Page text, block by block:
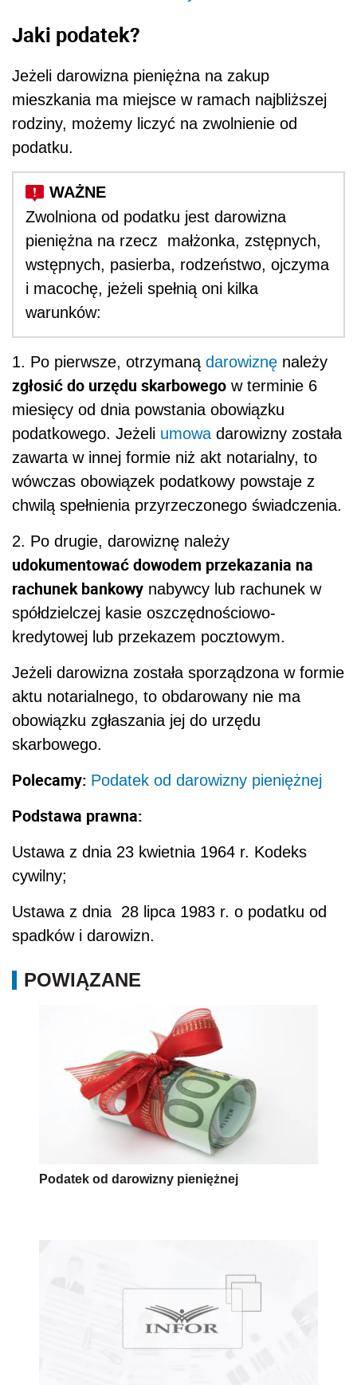
Jaki podatek?
Jeżeli darowizna pieniężna na zakup
mieszkania ma miejsce w ramach najbliższej
rodziny, możemy liczyć na zwolnienie od
podatku.
Zwolniona od podatku jest darowizna
pieniężna na rzecz małżonka, zstępnych,
wstępnych, pasierba, rodzeństwo, ojczyma
i macochę, jeżeli spełnią oni kilka
warunków:
1. Po pierwsze, otrzymaną darowiznę należy
zgłosić do urzędu skarbowego w terminie 6
miesięcy od dnia powstania obowiązku
podatkowego. Jeżeli umowa darowizny została
zawarta w innej formie niż akt notarialny, to
wówczas obowiązek podatkowy powstaje z
chwilą spełnienia przyrzeczonego świadczenia.
2. Po drugie, darowiznę należy
udokumentować dowodem przekazania na
rachunek bankowy nabywcy lub rachunek w
spółdzielczej kasie oszczędnościowo-
kredytowej lub przekazem pocztowym.
Jeżeli darowizna została sporządzona w formie
aktu notarialnego, to obdarowany nie ma
obowiązku zgłaszania jej do urzędu
skarbowego.
Polecamy: Podatek od darowizny pieniężnej
Podstawa prawna:
Ustawa z dnia 23 kwietnia 1964 r. Kodeks
cywilny;
Ustawa z dnia 28 lipca 1983 r. o podatku od
spadków i darowizn.
POWIĄZANE
Podatek od darowizny pieniężnej